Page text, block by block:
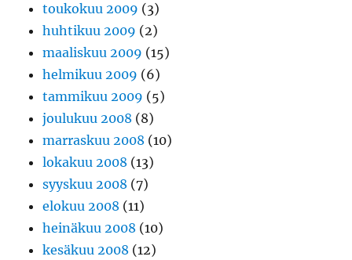
toukokuu 2009 (3)
huhtikuu 2009 (2)
maaliskuu 2009 (15)
helmikuu 2009 (6)
tammikuu 2009 (5)
joulukuu 2008 (8)
marraskuu 2008 (10)
lokakuu 2008 (13)
syyskuu 2008 (7)
elokuu 2008 (11)
heinäkuu 2008 (10)
kesäkuu 2008 (12)